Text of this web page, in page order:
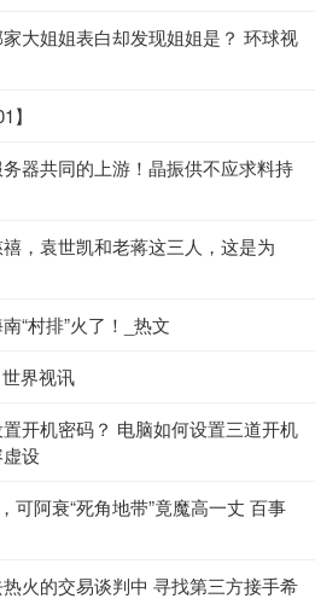
家大姐姐表白却发现姐姐是？ 环球视
】
务器共同的上游！晶振供不应求料持
，袁世凯和老蒋这三人，这是为
“村排”火了！_热文
界视讯
开机密码？ 电脑如何设置三道开机
设
可阿衰“死角地带”竟魔高一丈 百事
火的交易谈判中 寻找第三方接手希